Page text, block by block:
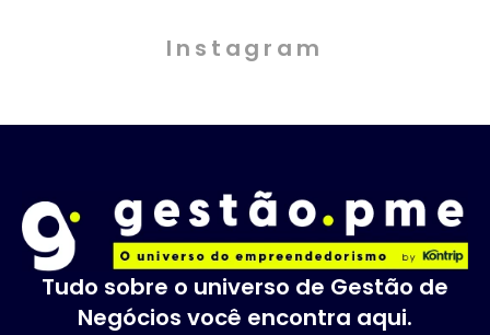
Instagram
Tudo sobre o universo de Gestão de
Negócios você encontra aqui.